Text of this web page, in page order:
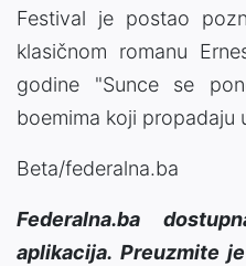
Festival je postao
klasičnom romanu
godine "Sunce se
boemima koji propadaju
Beta/federalna.ba
Federalna.ba
aplikacija. Preuzmite